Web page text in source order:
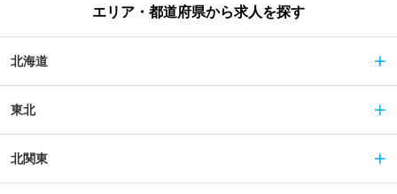
エリア・都道府県から求人を探す
北海道
東北
北関東